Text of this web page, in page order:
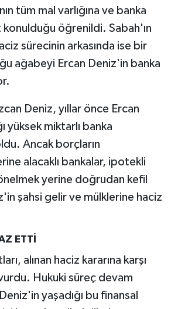
tüm mal varlığına ve banka
konulduğu öğrenildi. Sabah'ın
sürecinin arkasında ise bir
ağabeyi Ercan Deniz'in banka
Deniz, yıllar önce Ercan
yüksek miktarlı banka
Ancak borçların
alacaklı bankalar, ipotekli
yerine doğrudan kefil
şahsi gelir ve mülklerine haciz
ETTİ
alınan haciz kararına karşı
Hukuki süreç devam
yaşadığı bu finansal